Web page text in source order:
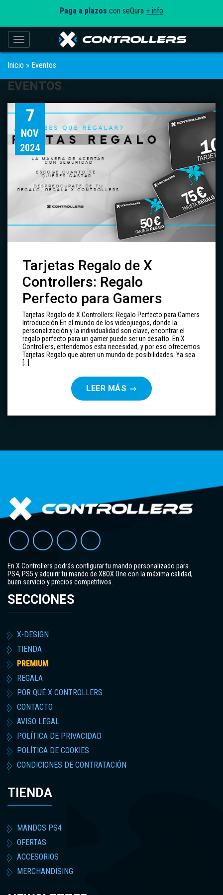
Paga a plazos con seQura + info
Toggle navigation
Inicio » Eventos
EVENTOS
7
NOV
2024
Tarjetas Regalo de X
Controllers: Regalo
Perfecto para Gamers
Tarjetas Regalo de X Controllers: Regalo Perfecto para Gamers
Introducción En el mundo de los videojuegos, donde la
personalización y la individualidad son clave, encontrar el
regalo perfecto para un gamer puede ser un desafío. En X
Controllers, entendemos esta necesidad, y por eso ofrecemos
Tarjetas Regalo que abren un mundo de posibilidades. Ya sea
[…]
LEER MÁS →
En X Controllers podrás configurar tu mando personalizado para
PS4, PS5 y adquirir tu mando de XBOX One con la máxima calidad,
buen servicio y precios competitivos.
SECCIONES
X-DESIGN
TIENDA
PREMIUM
REGALA
POR QUÉ X CONTROLLERS
CONTACTO
AVISO LEGAL
POLÍTICA DE PRIVACIDAD
POLÍTICA DE COOKIES
CONDICIONES DE CONTRATACIÓN
TIENDA
MANDOS PS4
OFERTAS
ACCESORIOS
MERCHANDISING